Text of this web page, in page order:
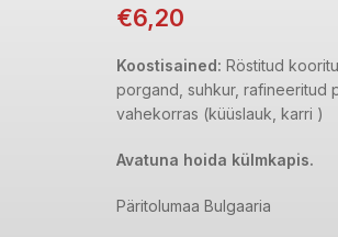
€6,20
Koostisained: Röstitud
porgand, suhkur, rafineeritud
vahekorras (küüslauk, karri )
Avatuna hoida külmkapis.
Päritolumaa Bulgaaria